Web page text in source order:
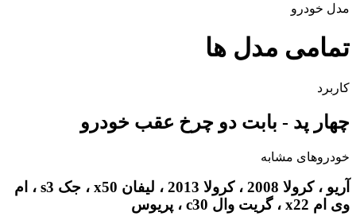
مدل خودرو
تمامی مدل ها
کاربرد
چهار پد - بابت دو چرخ عقب خودرو
خودروهای مشابه
آریو ، کرولا 2008 ، کرولا 2013 ، لیفان x50 ، جک s3 ، ام
وی ام x22 ، گریت وال c30 ، پریوس